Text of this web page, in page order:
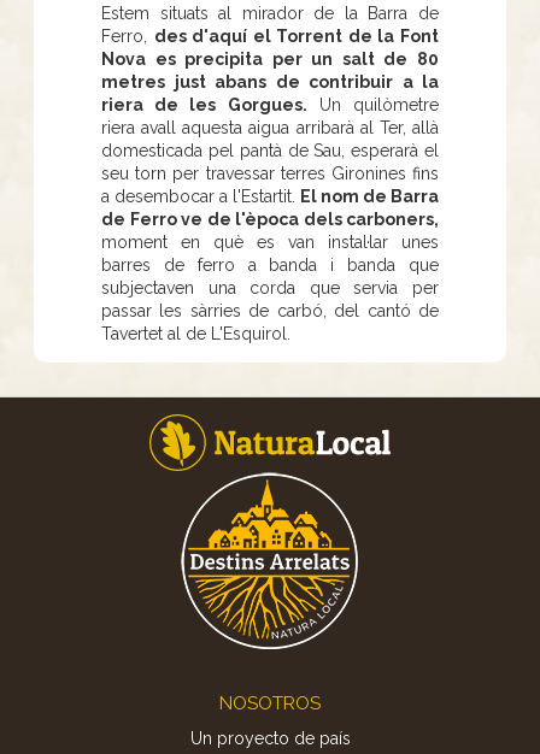
Estem situats al mirador de la Barra de
Ferro, des d'aquí el Torrent de la Font
Nova es precipita per un salt de 80
metres just abans de contribuir a la
riera de les Gorgues. Un quilòmetre
riera avall aquesta aigua arribarà al Ter, allà
domesticada pel pantà de Sau, esperarà el
seu torn per travessar terres Gironines fins
a desembocar a l'Estartit.
El nom de Barra
de Ferro ve de l'època dels carboners,
moment en què es van instal·lar unes
barres de ferro a banda i banda que
subjectaven una corda que servia per
passar les sàrries de carbó, del cantó de
Tavertet al de L'Esquirol.
NOSOTROS
Un proyecto de país